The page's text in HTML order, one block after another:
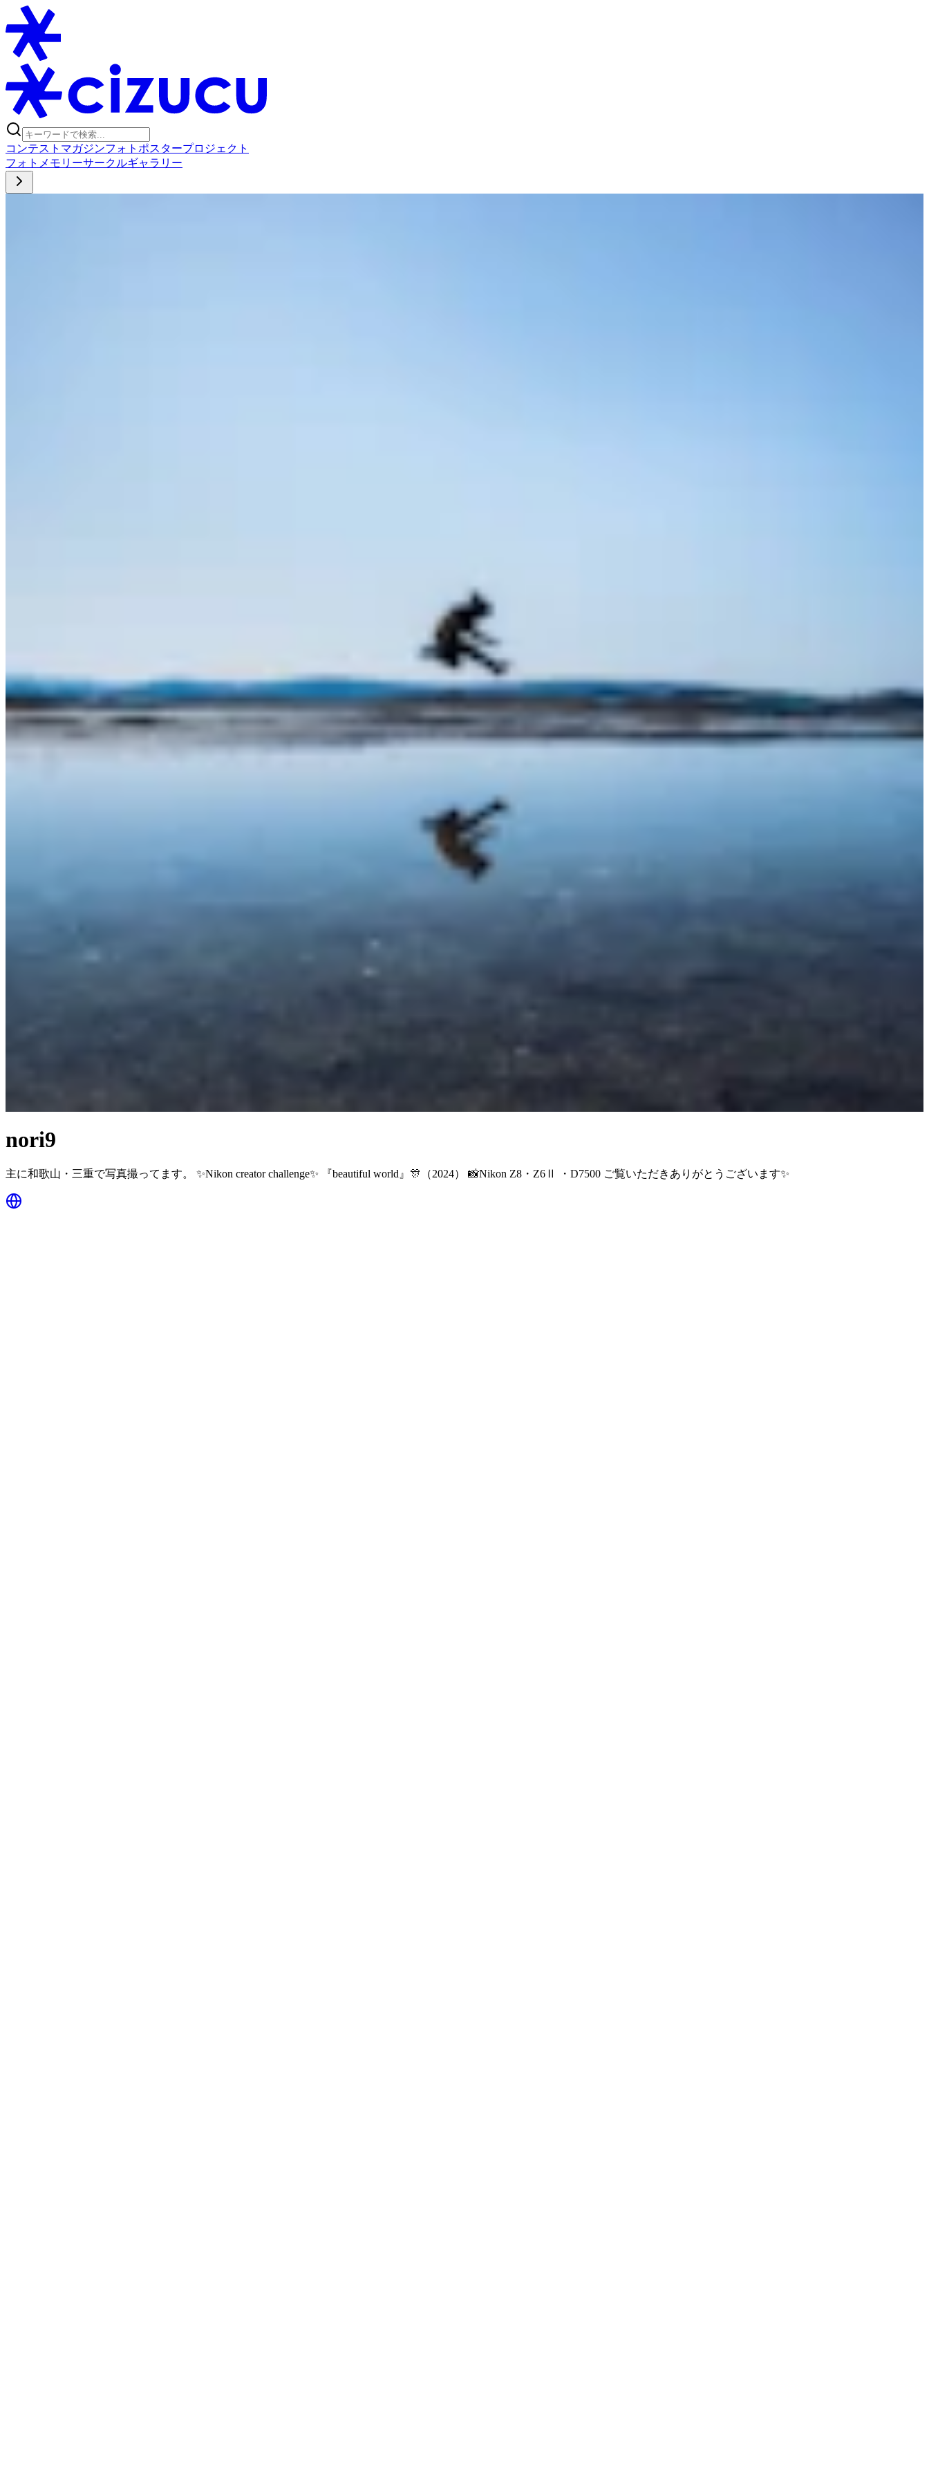
コンテスト マガジンフォトポスタープロジェクト
フォト メモリーサークルギャラリー
nori9
主に和歌山・三重で写真撮ってます。 ✨Nikon creator challenge✨ 『beautiful world』🎊（2024） 📸Nikon Z8・Z6Ⅱ ・D7500 ご覧いただきありがとうございます✨